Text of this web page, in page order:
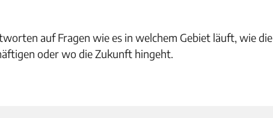
auf Fragen wie es in welchem Gebiet läuft, wie die
oder wo die Zukunft hingeht.